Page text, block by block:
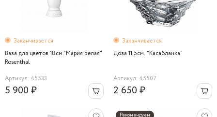
Заканчивается
Ваза для цветов 18см."Мария Белая"
Rosenthal
Артикул: 45533
5 900 ₽
Заканчивается
Доза 11,5см. "Касабланка"
Артикул: 45507
2 650 ₽
Рекомендуем